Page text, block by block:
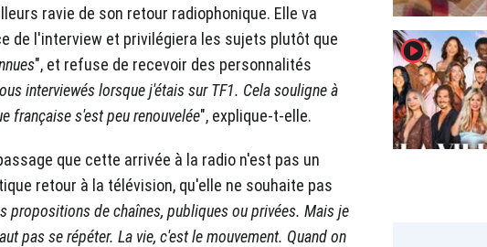
ravie de son retour radiophonique. Elle va
de l'interview et privilégiera les sujets plutôt que
", et refuse de recevoir des personnalités
interviewés lorsque j'étais sur TF1. Cela souligne à
française s'est peu renouvelée", explique-t-elle.
que cette arrivée à la radio n'est pas un
retour à la télévision, qu'elle ne souhaite pas
propositions de chaînes, publiques ou privées. Mais je
pas se répéter. La vie, c'est le mouvement. Quand on
player2